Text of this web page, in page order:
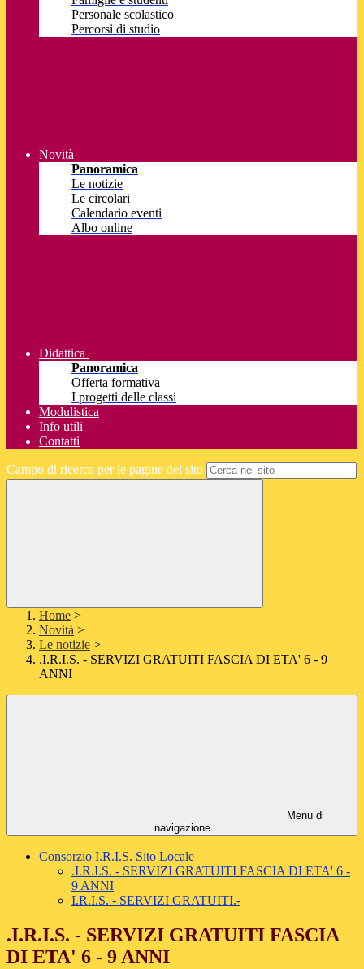
Personale scolastico
Percorsi di studio
Novità
Panoramica
Le notizie
Le circolari
Calendario eventi
Albo online
Didattica
Panoramica
Offerta formativa
I progetti delle classi
Modulistica
Info utili
Contatti
Campo di ricerca per le pagine del sito
Home >
Novità >
Le notizie >
.I.R.I.S. - SERVIZI GRATUITI FASCIA DI ETA' 6 - 9
ANNI
Menu di
navigazione
Consorzio I.R.I.S. Sito Locale
.I.R.I.S. - SERVIZI GRATUITI FASCIA DI ETA' 6 -
9 ANNI
I.R.I.S. - SERVIZI GRATUITI.-
.I.R.I.S. - SERVIZI GRATUITI FASCIA
DI ETA' 6 - 9 ANNI